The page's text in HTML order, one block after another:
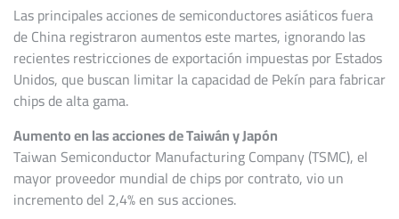
Las principales acciones de semiconductores asiáticos fuera
de China registraron aumentos este martes, ignorando las
recientes restricciones de exportación impuestas por Estados
Unidos, que buscan limitar la capacidad de Pekín para fabricar
chips de alta gama.
Aumento en las acciones de Taiwán y Japón
Taiwan Semiconductor Manufacturing Company (TSMC), el
mayor proveedor mundial de chips por contrato, vio un
incremento del 2,4% en sus acciones.